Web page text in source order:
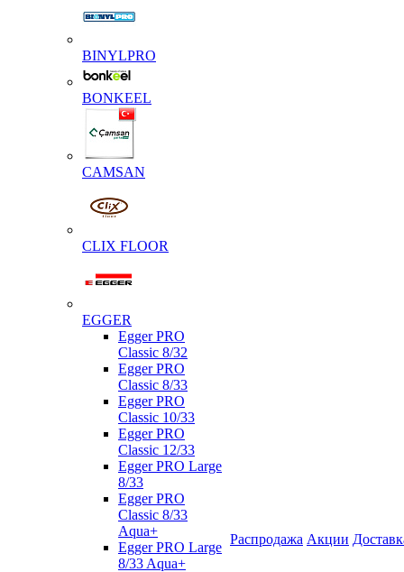
BINYLPRO
BONKEEL
CAMSAN
CLIX FLOOR
EGGER
Egger PRO
Classic 8/32
Egger PRO
Classic 8/33
Egger PRO
Classic 10/33
Egger PRO
Classic 12/33
Egger PRO Large
8/33
Egger PRO
Classic 8/33
Aqua+
Egger PRO Large
8/33 Aqua+
Распродажа Акции